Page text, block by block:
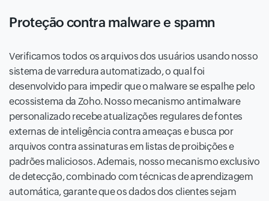
Proteção contra malware e spamn
Verificamos todos os arquivos dos usuários usando nosso
sistema de varredura automatizado, o qual foi
desenvolvido para impedir que o malware se espalhe pelo
ecossistema da Zoho. Nosso mecanismo antimalware
personalizado recebe atualizações regulares de fontes
externas de inteligência contra ameaças e busca por
arquivos contra assinaturas em listas de proibições e
padrões maliciosos. Ademais, nosso mecanismo exclusivo
de detecção, combinado com técnicas de aprendizagem
automática, garante que os dados dos clientes sejam